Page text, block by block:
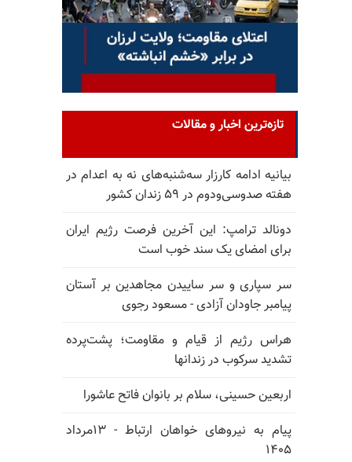
تازه‌ترین اخبار و مقالات
بیانیه ادامه کارزار سه‌شنبه‌های نه به اعدام در
هفته صدوسی‌و‌دوم در ۵۹ زندان کشور
دونالد ترامپ: این آخرین فرصت رژیم ایران
برای امضای یک سند خوب است
سر سپاری و سر ساییدن مجاهدین بر آستان
پیامبر جاودان آزادی - مسعود رجوی
هراس رژیم از قیام و مقاومت؛ پشت‌پرده
تشدید سرکوب در زندانها
اربعین حسینی، سلام بر بانوان فاتح عاشورا
پیام به نیروهای خواهان ارتباط - ۱۳مرداد
۱۴۰۵